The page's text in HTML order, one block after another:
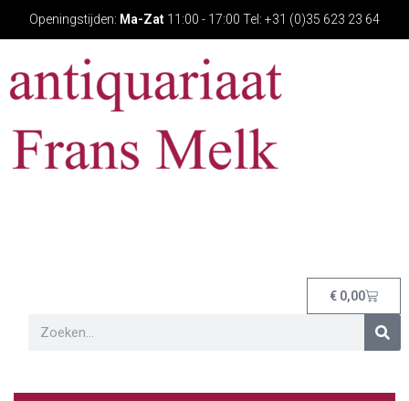
Openingstijden: Ma-Zat 11:00 - 17:00 Tel: +31 (0)35 623 23 64
€ 0,00